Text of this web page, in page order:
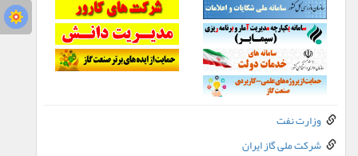
وزارت نفت
شرکت ملی گاز ایران